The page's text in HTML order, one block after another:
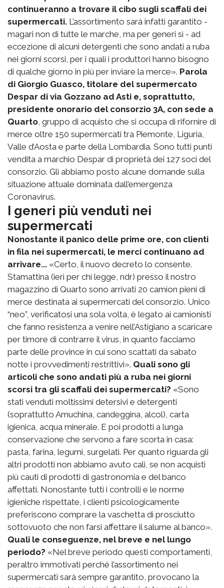
continueranno a trovare il cibo sugli scaffali dei
supermercati. L’assortimento sarà infatti garantito -
magari non di tutte le marche, ma per generi sì - ad
eccezione di alcuni detergenti che sono andati a ruba
nei giorni scorsi, per i quali i produttori hanno bisogno
di qualche giorno in più per inviare la merce». Parola
di Giorgio Guasco, titolare del supermercato
Despar di via Gozzano ad Asti e, soprattutto,
presidente onorario del consorzio 3A, con sede a
Quarto , gruppo di acquisto che si occupa di rifornire di
merce oltre 150 supermercati tra Piemonte, Liguria,
Valle d’Aosta e parte della Lombardia. Sono tutti punti
vendita a marchio Despar di proprietà dei 127 soci del
consorzio. Gli abbiamo posto alcune domande sulla
situazione attuale dominata dall’emergenza
Coronavirus.
I generi più venduti nei
supermercati
Nonostante il panico delle prime ore, con clienti
in fila nei supermercati, le merci continuano ad
arrivare... «Certo, il nuovo decreto lo consente.
Stamattina (ieri per chi legge, ndr) presso il nostro
magazzino di Quarto sono arrivati 20 camion pieni di
merce destinata ai supermercati del consorzio. Unico
“neo”, verificatosi una sola volta, è legato ai camionisti
che fanno resistenza a venire nell’Astigiano a scaricare
per timore di contrarre il virus, in quanto facciamo
parte delle province in cui sono scattati da sabato
notte i provvedimenti restrittivi». Quali sono gli
articoli che sono andati più a ruba nei giorni
scorsi tra gli scaffali dei supermercati? «Sono
stati venduti moltissimi detersivi e detergenti
(soprattutto Amuchina, candeggina, alcol), carta
igienica, acqua minerale. E poi prodotti a lunga
conservazione che servono a fare scorta in casa:
pasta, farina, legumi, surgelati. Per quanto riguarda gli
altri prodotti non abbiamo avuto cali, se non acquisti
più cauti di prodotti di gastronomia e del banco
affettati. Nonostante tutti i controlli e le norme
igieniche rispettate, i clienti psicologicamente
preferiscono comprare la vaschetta di prosciutto
sottovuoto che non farsi affettare il salume al banco».
Quali le conseguenze, nel breve e nel lungo
periodo? «Nel breve periodo questi comportamenti,
peraltro immotivati perché l’assortimento nei
supermercati sarà sempre garantito, provocano la